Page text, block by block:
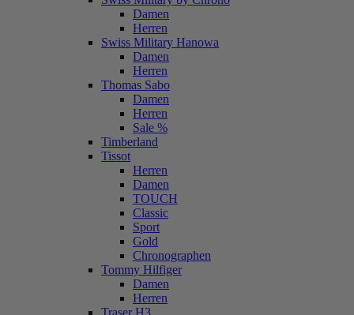
Damen
Herren
Swiss Military Hanowa
Damen
Herren
Thomas Sabo
Damen
Herren
Sale %
Timberland
Tissot
Herren
Damen
TOUCH
Classic
Sport
Gold
Chronographen
Tommy Hilfiger
Damen
Herren
Traser H3